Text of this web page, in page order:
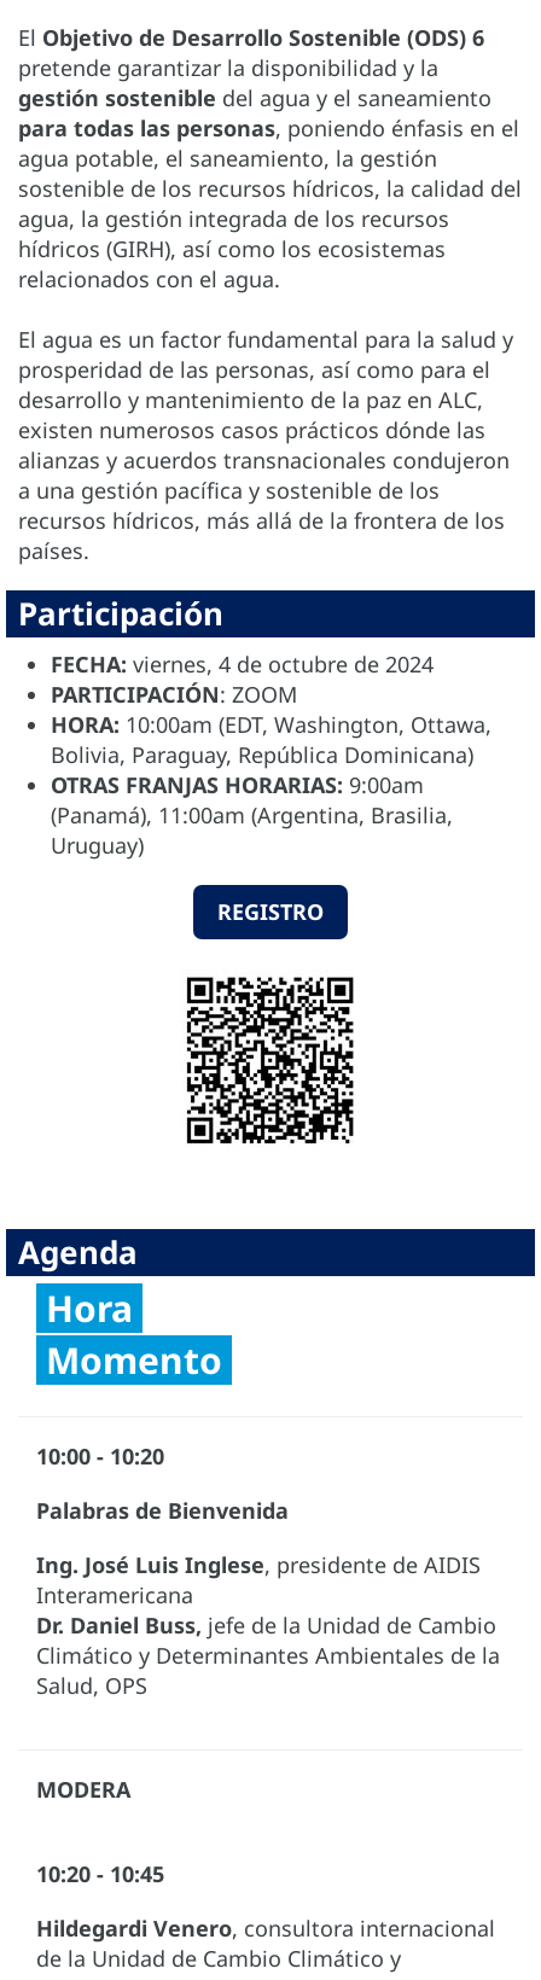
El Objetivo de Desarrollo Sostenible (ODS) 6
pretende garantizar la disponibilidad y la
gestión sostenible del agua y el saneamiento
para todas las personas, poniendo énfasis en el
agua potable, el saneamiento, la gestión
sostenible de los recursos hídricos, la calidad del
agua, la gestión integrada de los recursos
hídricos (GIRH), así como los ecosistemas
relacionados con el agua.
El agua es un factor fundamental para la salud y
prosperidad de las personas, así como para el
desarrollo y mantenimiento de la paz en ALC,
existen numerosos casos prácticos dónde las
alianzas y acuerdos transnacionales condujeron
a una gestión pacífica y sostenible de los
recursos hídricos, más allá de la frontera de los
países.
Participación
FECHA: viernes, 4 de octubre de 2024
PARTICIPACIÓN: ZOOM
HORA: 10:00am (EDT, Washington, Ottawa,
Bolivia, Paraguay, República Dominicana)
OTRAS FRANJAS HORARIAS: 9:00am
(Panamá), 11:00am (Argentina, Brasilia,
Uruguay)
REGISTRO
Agenda
Hora
Momento
10:00 - 10:20
Palabras de Bienvenida
Ing. José Luis Inglese, presidente de AIDIS
Interamericana
Dr. Daniel Buss, jefe de la Unidad de Cambio
Climático y Determinantes Ambientales de la
Salud, OPS
MODERA
10:20 - 10:45
Hildegardi Venero, consultora internacional
de la Unidad de Cambio Climático y